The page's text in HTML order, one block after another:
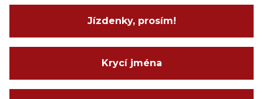
Jízdenky, prosím!
Krycí jména